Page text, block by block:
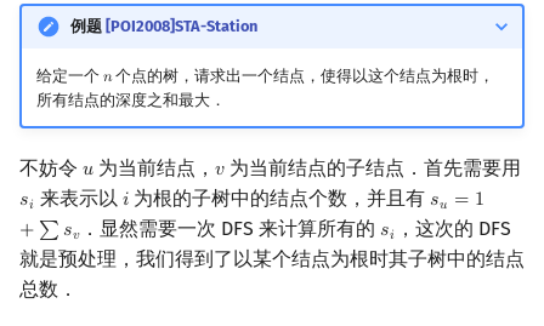
例题 [POI2008]STA-Station
给定一个 𝑛
n个点的树，请求出一个结点，使得以这个结点为根时，
所有结点的深度之和最大．
不妨令 𝑢
u 为当前结点，𝑣
v为当前结点的子结点．首先需要用
𝑠𝑖
si 来表示以 𝑖
i 为根的子树中的结点个数，并且有 𝑠𝑢 = 1
+ ∑ 𝑠𝑣
su =1+∑
．显然需要一次 DFS 来计算所有的 𝑠𝑖
si ，这次的 DFS
就是预处理，我们得到了以某个结点为根时其子树中的结点
总数．